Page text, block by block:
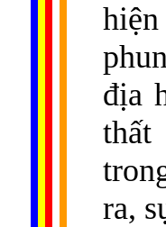
địa
thất
ra,